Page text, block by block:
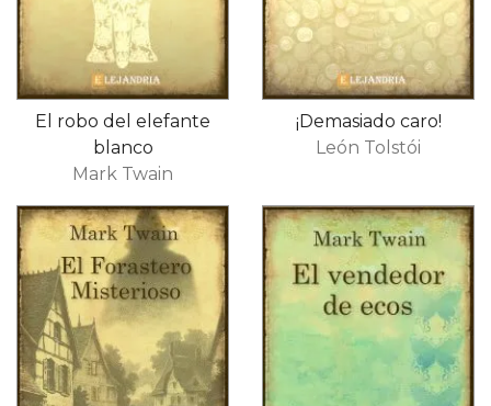
El robo del elefante
blanco
Mark Twain
¡Demasiado caro!
León Tolstói